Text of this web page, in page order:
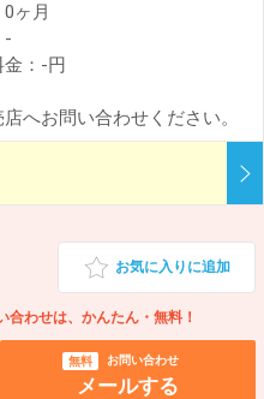
ヶ月
-
：-円
へお問い合わせください。
お気に入りに追加
合わせは、かんたん・無料！
無料 お問い合わせ
メールする